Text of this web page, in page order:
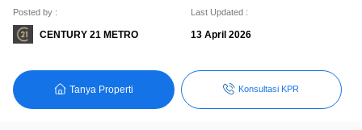
Posted by :
CENTURY 21 METRO
Last Updated :
13 April 2026
Tanya Properti Konsultasi KPR